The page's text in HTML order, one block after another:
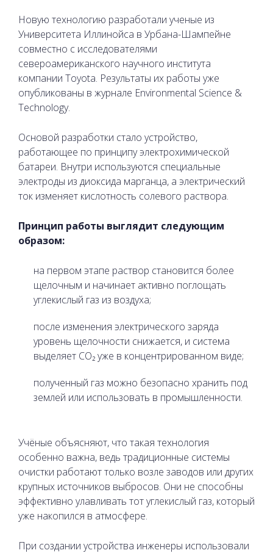
Новую технологию разработали ученые из
Университета Иллинойса в Урбана-Шампейне
совместно с исследователями
североамериканского научного института
компании Toyota. Результаты их работы уже
опубликованы в журнале Environmental Science &
Technology.
Основой разработки стало устройство,
работающее по принципу электрохимической
батареи. Внутри используются специальные
электроды из диоксида марганца, а электрический
ток изменяет кислотность солевого раствора.
Принцип работы выглядит следующим
образом:
на первом этапе раствор становится более
щелочным и начинает активно поглощать
углекислый газ из воздуха;
после изменения электрического заряда
уровень щелочности снижается, и система
выделяет CO₂ уже в концентрированном виде;
полученный газ можно безопасно хранить под
землей или использовать в промышленности.
Учёные объясняют, что такая технология
особенно важна, ведь традиционные системы
очистки работают только возле заводов или других
крупных источников выбросов. Они не способны
эффективно улавливать тот углекислый газ, который
уже накопился в атмосфере.
При создании устройства инженеры использовали